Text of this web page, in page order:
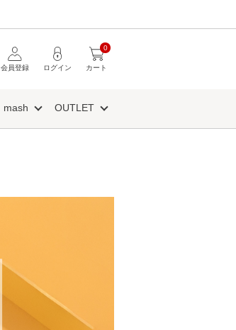
カート
0
ログイン
会員登録
mash OUTLET